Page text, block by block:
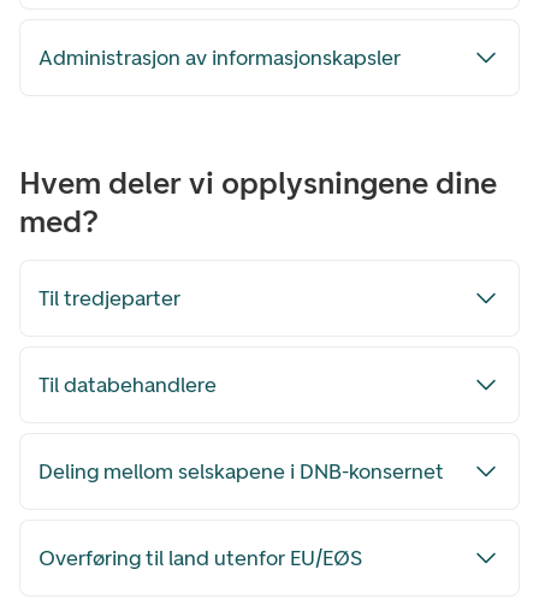
Administrasjon av informasjonskapsler
Hvem deler vi opplysningene dine
med?
Til tredjeparter
Til databehandlere
Deling mellom selskapene i DNB-konsernet
Overføring til land utenfor EU/EØS